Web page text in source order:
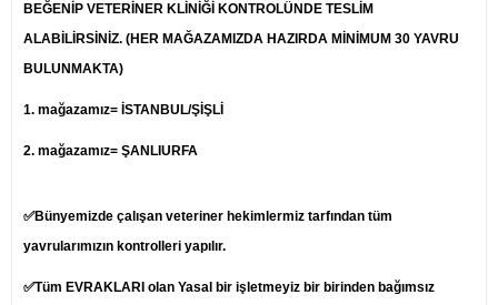
BEĞENİP VETERİNER KLİNİĞİ KONTROLÜNDE TESLİM
ALABİLİRSİNİZ. (HER MAĞAZAMIZDA HAZIRDA MİNİMUM 30 YAVRU
BULUNMAKTA)
1. mağazamız= İSTANBUL/ŞİŞLİ
2. mağazamız= ŞANLIURFA
✅Bünyemizde çalışan veteriner hekimlermiz tarfından tüm
yavrularımızın kontrolleri yapılır.
✅Tüm EVRAKLARI olan Yasal bir işletmeyiz bir birinden bağımsız